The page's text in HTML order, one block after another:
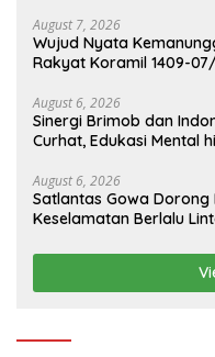
August 7, 2026
Wujud Nyata
Rakyat Koramil 1409-
August 6, 2026
Sinergi Brimob dan
Curhat, Edukasi Mental
August 6, 2026
Satlantas Gowa
Keselamatan Berlalu